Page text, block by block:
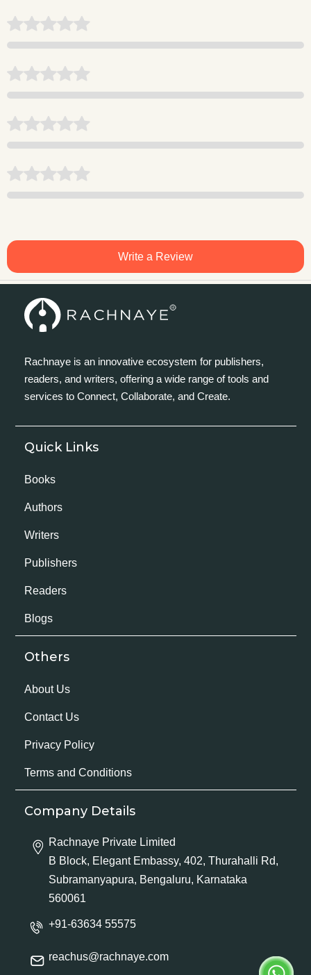
Write a Review
Rachnaye is an innovative ecosystem for publishers,
readers, and writers, offering a wide range of tools and
services to Connect, Collaborate, and Create.
Quick Links
Books
Authors
Writers
Publishers
Readers
Blogs
Others
About Us
Contact Us
Privacy Policy
Terms and Conditions
Company Details
Rachnaye Private Limited
B Block, Elegant Embassy, 402, Thurahalli Rd,
Subramanyapura, Bengaluru, Karnataka
560061
+91-63634 55575
reachus@rachnaye.com